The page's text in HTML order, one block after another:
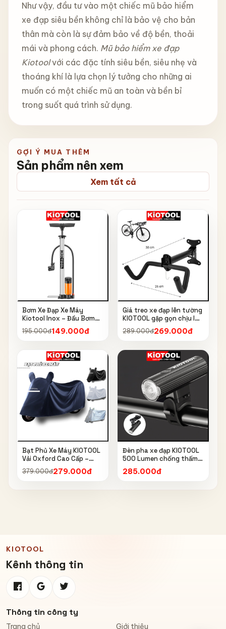
Như vậy, đầu tư vào một chiếc mũ bảo hiểm
xe đạp siêu bền không chỉ là bảo vệ cho bản
thân mà còn là sự đảm bảo về độ bền, thoải
mái và phong cách. Mũ bảo hiểm xe đạp
Kiotoolvới các đặc tính siêu bền, siêu nhẹ và
thoáng khí là lựa chọn lý tưởng cho những ai
muốn có một chiếc mũ an toàn và bền bỉ
trong suốt quá trình sử dụng.
GỢI Ý MUA THÊM
Sản phẩm nên xem
Xem tất cả
Bơm Xe Đạp Xe Máy
Kiotool Inox – Đầu Bơm
Thông Minh, Kèm Bơm
Bóng, Đồng Hồ 160 PSI
195.000đ149.000đ
Giá treo xe đạp lên tường
KIOTOOL gập gọn chịu lực
cao kèm móc treo mũ bảo
hiểm
289.000đ269.000đ
Bạt Phủ Xe Máy KIOTOOL
Vải Oxford Cao Cấp –
Chống Nắng, Chống Mưa,
Chống Bụi, Chống Tia UV,
379.000đ279.000đ
Đèn pha xe đạp KIOTOOL
500 Lumen chống thấm
nước IPX6 6603
285.000đ
KIOTOOL
Kênh thông tin
Thông tin công ty
Trang chủ Giới thiệu